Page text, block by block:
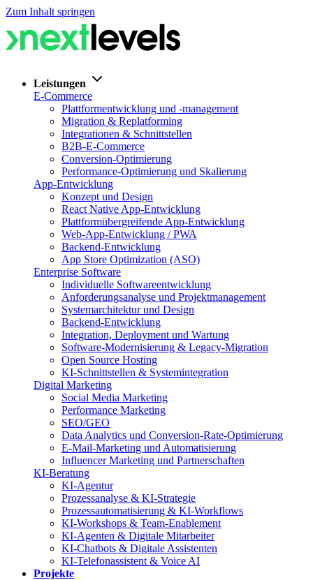
Zum Inhalt springen
Leistungen
E-Commerce
Plattformentwicklung und -management
Migration & Replatforming
Integrationen & Schnittstellen
B2B-E-Commerce
Conversion-Optimierung
Performance-Optimierung und Skalierung
App-Entwicklung
Konzept und Design
React Native App-Entwicklung
Plattformübergreifende App-Entwicklung
Web-App-Entwicklung / PWA
Backend-Entwicklung
App Store Optimization (ASO)
Enterprise Software
Individuelle Softwareentwicklung
Anforderungsanalyse und Projektmanagement
Systemarchitektur und Design
Backend-Entwicklung
Integration, Deployment und Wartung
Software-Modernisierung & Legacy-Migration
Open Source Hosting
KI-Schnittstellen & Systemintegration
Digital Marketing
Social Media Marketing
Performance Marketing
SEO/GEO
Data Analytics und Conversion-Rate-Optimierung
E-Mail-Marketing und Automatisierung
Influencer Marketing und Partnerschaften
KI-Beratung
KI-Agentur
Prozessanalyse & KI-Strategie
Prozessautomatisierung & KI-Workflows
KI-Workshops & Team-Enablement
KI-Agenten & Digitale Mitarbeiter
KI-Chatbots & Digitale Assistenten
KI-Telefonassistent & Voice AI
Projekte